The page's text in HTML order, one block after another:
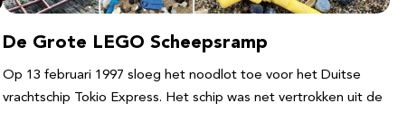
De Grote LEGO Scheepsramp
Op 13 februari 1997 sloeg het noodlot toe voor het Duitse
vrachtschip Tokio Express. Het schip was net vertrokken uit de